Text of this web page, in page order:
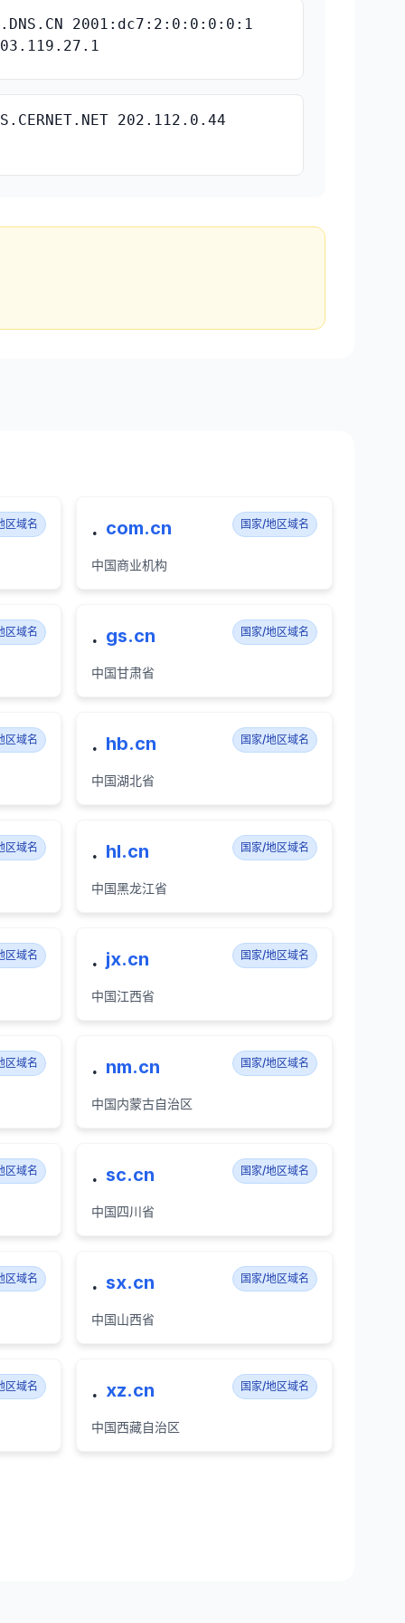
2001:dc7:2:0:0:0:0:1
202.112.0.44
区域名 . com.cn 国家/地区域名
中国商业机构
区域名 . gs.cn 国家/地区域名
中国甘肃省
区域名 . hb.cn 国家/地区域名
中国湖北省
区域名 . hl.cn 国家/地区域名
中国黑龙江省
区域名 . jx.cn 国家/地区域名
中国江西省
区域名 . nm.cn 国家/地区域名
中国内蒙古自治区
区域名 . sc.cn 国家/地区域名
中国四川省
区域名 . sx.cn 国家/地区域名
中国山西省
区域名 . xz.cn 国家/地区域名
中国西藏自治区